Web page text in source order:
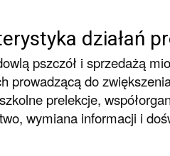
działań
pszczół i sprzedażą
prowadzącą do
prelekcje,
wymiana informacji i